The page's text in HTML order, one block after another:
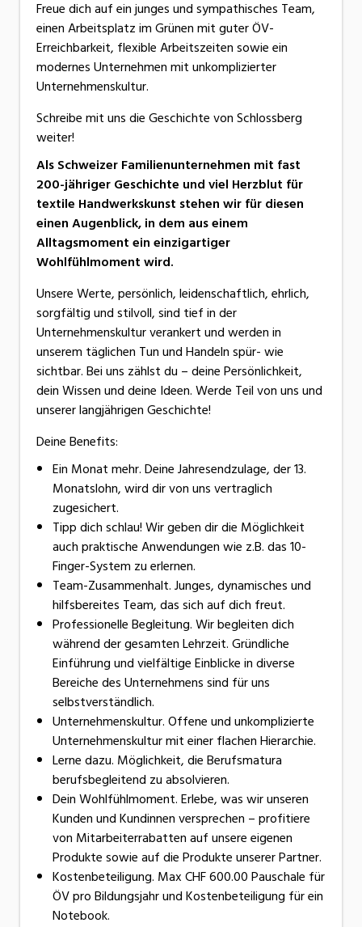
Freue dich auf ein junges und sympathisches Team,
einen Arbeitsplatz im Grünen mit guter ÖV-
Erreichbarkeit, flexible Arbeitszeiten sowie ein
modernes Unternehmen mit unkomplizierter
Unternehmenskultur.
Schreibe mit uns die Geschichte von Schlossberg
weiter!
Als Schweizer Familienunternehmen mit fast
200-jähriger Geschichte und viel Herzblut für
textile Handwerkskunst stehen wir für diesen
einen Augenblick, in dem aus einem
Alltagsmoment ein einzigartiger
Wohlfühlmoment wird.
Unsere Werte, persönlich, leidenschaftlich, ehrlich,
sorgfältig und stilvoll, sind tief in der
Unternehmenskultur verankert und werden in
unserem täglichen Tun und Handeln spür- wie
sichtbar. Bei uns zählst du – deine Persönlichkeit,
dein Wissen und deine Ideen. Werde Teil von uns und
unserer langjährigen Geschichte!
Deine Benefits:
Ein Monat mehr. Deine Jahresendzulage, der 13.
Monatslohn, wird dir von uns vertraglich
zugesichert.
Tipp dich schlau! Wir geben dir die Möglichkeit
auch praktische Anwendungen wie z.B. das 10-
Finger-System zu erlernen.
Team-Zusammenhalt. Junges, dynamisches und
hilfsbereites Team, das sich auf dich freut.
Professionelle Begleitung. Wir begleiten dich
während der gesamten Lehrzeit. Gründliche
Einführung und vielfältige Einblicke in diverse
Bereiche des Unternehmens sind für uns
selbstverständlich.
Unternehmenskultur. Offene und unkomplizierte
Unternehmenskultur mit einer flachen Hierarchie.
Lerne dazu. Möglichkeit, die Berufsmatura
berufsbegleitend zu absolvieren.
Dein Wohlfühlmoment. Erlebe, was wir unseren
Kunden und Kundinnen versprechen – profitiere
von Mitarbeiterrabatten auf unsere eigenen
Produkte sowie auf die Produkte unserer Partner.
Kostenbeteiligung. Max CHF 600.00 Pauschale für
ÖV pro Bildungsjahr und Kostenbeteiligung für ein
Notebook.